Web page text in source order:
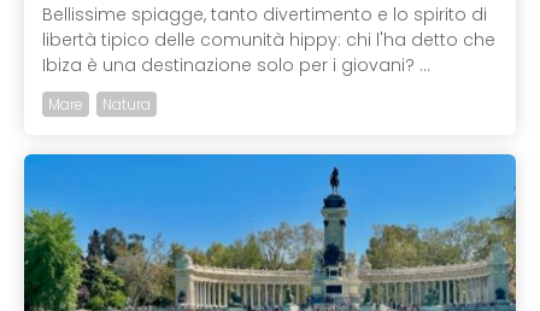
Bellissime spiagge, tanto divertimento e lo spirito di
libertà tipico delle comunità hippy: chi l'ha detto che
Ibiza è una destinazione solo per i giovani? ...
Mare Natura